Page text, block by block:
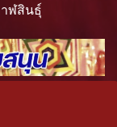
ฬสินธุ์